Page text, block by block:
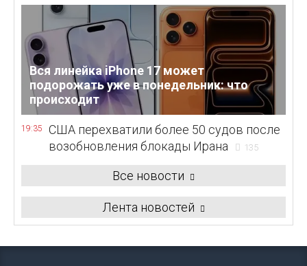
Вся линейка iPhone 17 может
подорожать уже в понедельник: что
происходит
19:35
США перехватили более 50 судов после
возобновления блокады Ирана
135
Все новости
Лента новостей